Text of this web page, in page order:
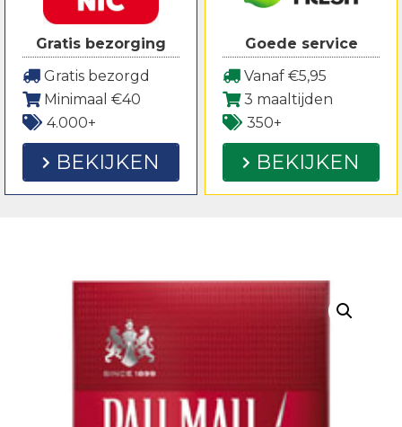
Gratis bezorging
Gratis bezorgd
Minimaal €40
4.000+
BEKIJKEN
Goede service
Vanaf €5,95
3 maaltijden
350+
BEKIJKEN